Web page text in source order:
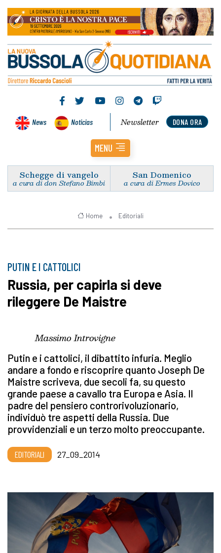
News Noticias DONA ORA
Newsletter
MENU
Schegge di vangelo
a cura di don Stefano Bimbi
San Domenico
a cura di Ermes Dovico
Home Editoriali
PUTIN E I CATTOLICI
Russia, per capirla si deve
rileggere De Maistre
Massimo Introvigne
Putin e i cattolici, il dibattito infuria. Meglio
andare a fondo e riscoprire quanto Joseph De
Maistre scriveva, due secoli fa, su questo
grande paese a cavallo tra Europa e Asia. Il
padre del pensiero controrivoluzionario,
individuò tre aspetti della Russia. Due
provvidenziali e un terzo molto preoccupante.
EDITORIALI 27_09_2014